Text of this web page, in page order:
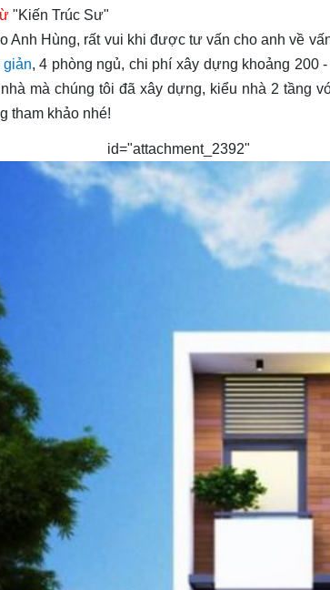
"Kiến Trúc Sư"
Anh Hùng, rất vui khi được tư vấn cho anh về
, 4 phòng ngủ, chi phí xây dựng khoảng 200
mà chúng tôi đã xây dựng, kiểu nhà 2 tầng
tham khảo nhé!
id="attachment_2392"